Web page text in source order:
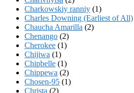
Charkowskiy ranniy (1)
Charles Downing (Earliest of All)
Chaucha Amarilla (2)
Chenango (2)
Cherokee (1)
Chijiwa (1)
Chipbelle (1)
Chippewa (2)
Chosen-95 (1)
Christa (2)